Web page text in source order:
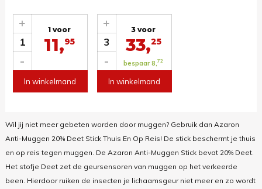
1
-
+ 1 voor
11,95
In winkelmand
3
-
+ 3 voor
33,25
bespaar 8,72
In winkelmand
Wil jij niet meer gebeten worden door muggen? Gebruik dan Azaron
Anti-Muggen 20% Deet Stick Thuis En Op Reis! De stick beschermt je thuis
en op reis tegen muggen. De Azaron Anti-Muggen Stick bevat 20% Deet.
Het stofje Deet zet de geursensoren van muggen op het verkeerde
been. Hierdoor ruiken de insecten je lichaamsgeur niet meer en zo wordt